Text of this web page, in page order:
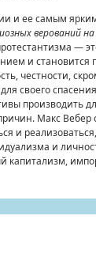
и ее самым
верований
—
и
честности,
своего
произ­водить
Макс Вебер
реализоваться,
и